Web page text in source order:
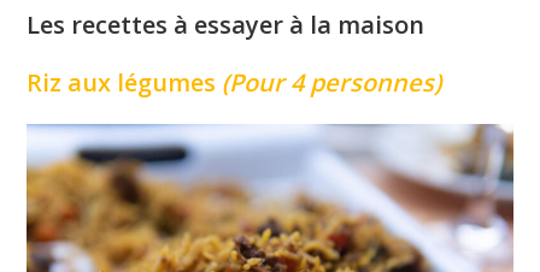
Les recettes à essayer à la maison
Riz aux légumes (Pour 4 personnes)